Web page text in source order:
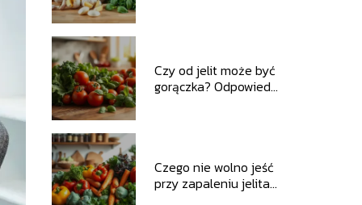
Czy od jelit może być
gorączka? Odpowiedzi
Czego nie wolno jeść
przy zapaleniu jelita